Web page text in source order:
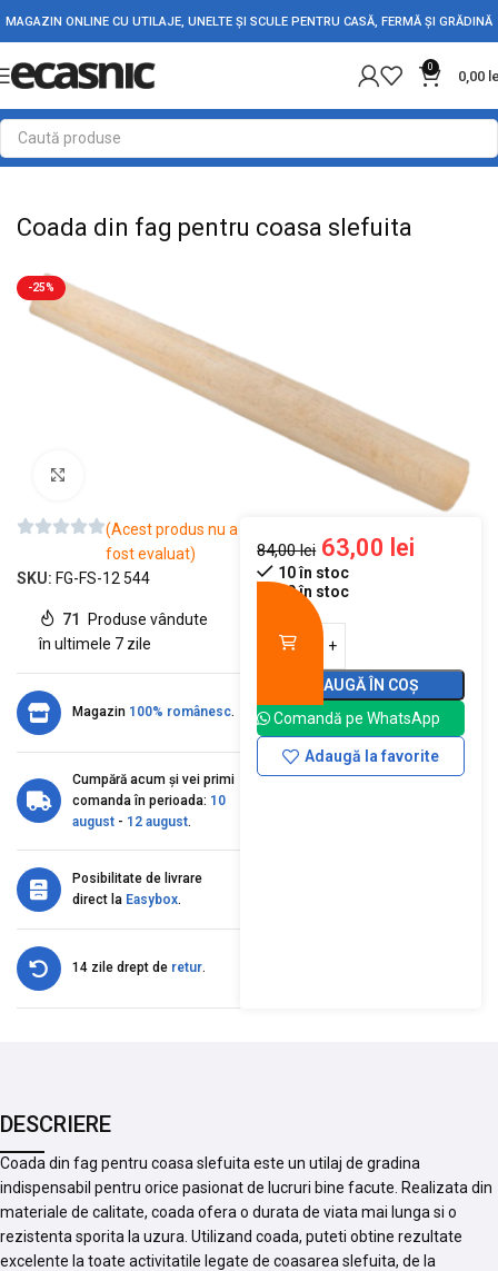
MAGAZIN ONLINE CU UTILAJE, UNELTE ȘI SCULE PENTRU CASĂ, FERMĂ ȘI GRĂDINĂ
0
0,00
Prima pagină Fără categorie
Coada din fag pentru coasa slefuita
-25%
(Acest produs nu a
fost evaluat)
SKU: FG-FS-12 544
71
Produse vândute
în ultimele 7 zile
Magazin 100% românesc.
Cumpără acum și vei primi
comanda în perioada: 10
august - 12 august.
Posibilitate de livrare
direct la Easybox.
14 zile drept de retur.
84,00lei 63,00 lei
10 în stoc
10 în stoc
ADAUGĂ ÎN COȘ
Comandă pe WhatsApp
Adaugă la favorite
DESCRIERE
Coada din fag pentru coasa slefuita este un utilaj de gradina
indispensabil pentru orice pasionat de lucruri bine facute. Realizata din
materiale de calitate, coada ofera o durata de viata mai lunga si o
rezistenta sporita la uzura. Utilizand coada, puteti obtine rezultate
excelente la toate activitatile legate de coasarea slefuita, de la